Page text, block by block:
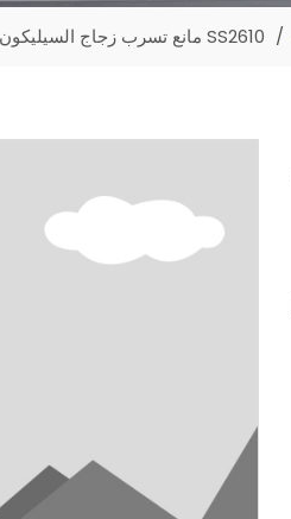
/ SS2610 مانع تسرب زجاج السيليكون الحمضي